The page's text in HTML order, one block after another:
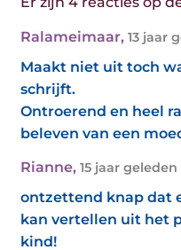
Ralameimaar, 13 jaar
Maakt niet uit toch
schrijft.
Ontroerend en heel
beleven van een
Rianne, 15 jaar geleden
ontzettend knap dat
kan vertellen uit het
kind!